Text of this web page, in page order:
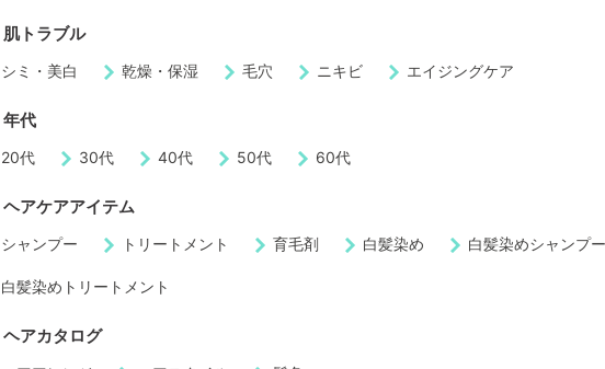
肌トラブル
シミ・美白 乾燥・保湿 毛穴 ニキビ エイジングケア
年代
20代 30代 40代 50代 60代
ヘアケアアイテム
シャンプー トリートメント 育毛剤 白髪染め 白髪染めシャンプー
白髪染めトリートメント
ヘアカタログ